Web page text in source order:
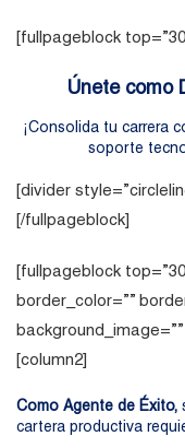
[fullpageblock
Únete como
¡Consolida tu carrera
soporte
[divider
[/fullpageblock]
[fullpageblock
border_color=””
[column2]
Como Agente de Éxito,
cartera productiva